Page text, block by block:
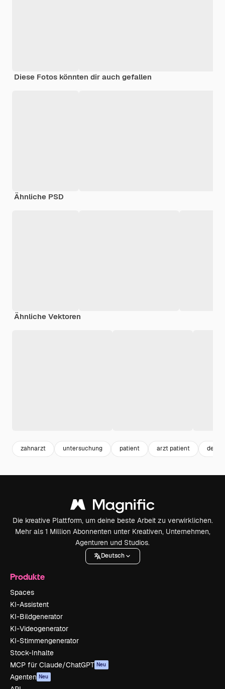
Diese Fotos könnten dir auch gefallen
Ähnliche PSD
Ähnliche Vektoren
zahnarzt untersuchung patient arzt patient dental
Die kreative Plattform, um deine beste Arbeit zu verwirklichen.
Mehr als 1 Million Abonnenten unter Kreativen, Unternehmen,
Agenturen und Studios.
Deutsch
Produkte
Spaces
KI-Assistent
KI-Bildgenerator
KI-Videogenerator
KI-Stimmengenerator
Stock-Inhalte
MCP für Claude/ChatGPT Neu
Agenten Neu